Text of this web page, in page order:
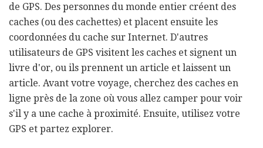
de GPS. Des personnes du monde entier créent des
caches (ou des cachettes) et placent ensuite les
coordonnées du cache sur Internet. D'autres
utilisateurs de GPS visitent les caches et signent un
livre d'or, ou ils prennent un article et laissent un
article. Avant votre voyage, cherchez des caches en
ligne près de la zone où vous allez camper pour voir
s'il y a une cache à proximité. Ensuite, utilisez votre
GPS et partez explorer.